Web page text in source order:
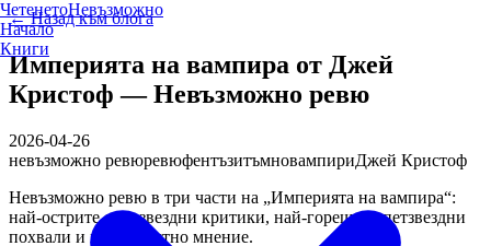
ЧетенетоНевъзможно
Начало
Книги
← Назад към блога
Империята на вампира от Джей
Кристоф — Невъзможно ревю
2026-04-26
невъзможно ревюревюфентъзитъмновампириДжей Кристоф
Невъзможно ревю в три части на „Империята на вампира“:
най-острите еднозвездни критики, най-горещите петзвездни
похвали и моето честно мнение.